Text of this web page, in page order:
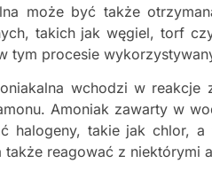
może być także
takich jak węgiel, torf
tym procesie
wchodzi w
Amoniak zawarty w
halogeny, takie jak chlor,
także reagować z niektórymi